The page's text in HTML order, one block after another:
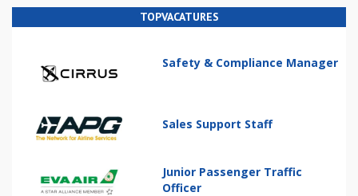
TOPVACATURES
Safety & Compliance Manager
Sales Support Staff
Junior Passenger Traffic
Officer